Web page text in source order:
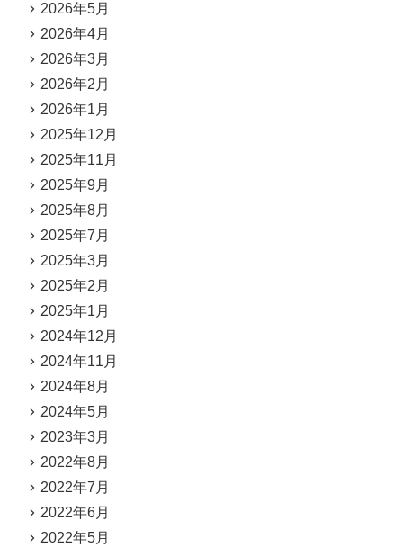
2026年5月
2026年4月
2026年3月
2026年2月
2026年1月
2025年12月
2025年11月
2025年9月
2025年8月
2025年7月
2025年3月
2025年2月
2025年1月
2024年12月
2024年11月
2024年8月
2024年5月
2023年3月
2022年8月
2022年7月
2022年6月
2022年5月